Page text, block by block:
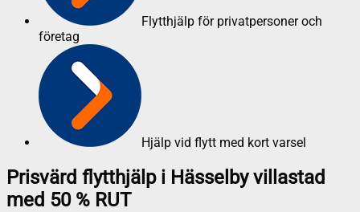
Flytthjälp för privatpersoner och
företag
Hjälp vid flytt med kort varsel
Prisvärd flytthjälp i Hässelby villastad
med 50 % RUT